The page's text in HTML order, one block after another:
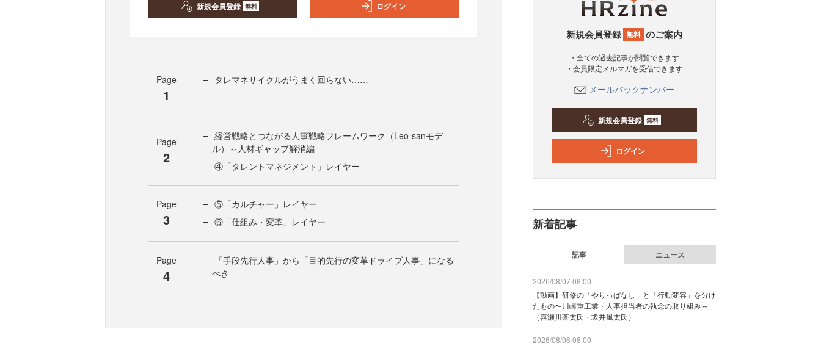
新規会員登録 無料 ログイン
Page
1
タレマネサイクルがうまく回らない……
Page
2
経営戦略とつながる人事戦略フレームワーク（Leo-sanモデ
ル）～人材ギャップ解消編
④「タレントマネジメント」レイヤー
Page
3
⑤「カルチャー」レイヤー
⑥「仕組み・変革」レイヤー
Page
4
「手段先行人事」から「目的先行の変革ドライブ人事」になる
べき
新規会員登録 無料 のご案内
・全ての過去記事が閲覧できます
・会員限定メルマガを受信できます
メールバックナンバー
新規会員登録 無料
ログイン
新着記事
記事 ニュース
2026/08/07 08:00
【動画】研修の「やりっぱなし」と「行動変容」を分け
たもの〜川崎重工業・人事担当者の執念の取り組み～
（喜瀬川蒼太氏・坂井風太氏）
2026/08/06 08:00